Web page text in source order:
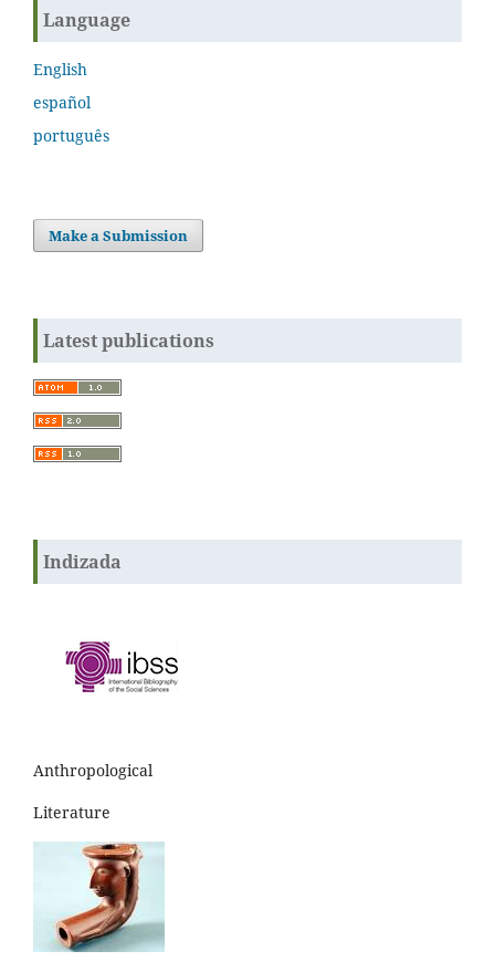
Language
English
español
português
Make a Submission
Latest publications
Indizada
Anthropological
Literature